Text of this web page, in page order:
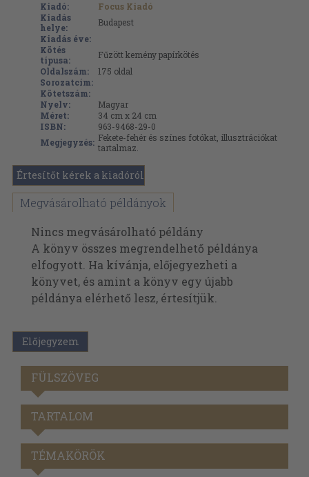
Kiadó:
Focus Kiadó
Kiadás
helye:
Budapest
Kiadás éve:
Kötés
típusa:
Fűzött kemény papírkötés
Oldalszám:
175 oldal
Sorozatcím:
Kötetszám:
Nyelv:
Magyar
Méret:
34 cm x 24 cm
ISBN:
963-9468-29-0
Megjegyzés: Fekete-fehér és színes fotókat, illusztrációkat
tartalmaz.
Értesítőt kérek a kiadóról
Megvásárolható példányok
Nincs megvásárolható példány
A könyv összes megrendelhető példánya
elfogyott. Ha kívánja, előjegyezheti a
könyvet, és amint a könyv egy újabb
példánya elérhető lesz, értesítjük.
Előjegyzem
FÜLSZÖVEG
TARTALOM
TÉMAKÖRÖK